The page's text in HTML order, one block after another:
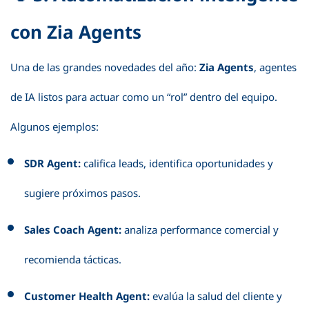
con Zia Agents
Una de las grandes novedades del año: Zia Agents, agentes
de IA listos para actuar como un “rol” dentro del equipo.
Algunos ejemplos:
SDR Agent: califica leads, identifica oportunidades y
sugiere próximos pasos.
Sales Coach Agent: analiza performance comercial y
recomienda tácticas.
Customer Health Agent: evalúa la salud del cliente y